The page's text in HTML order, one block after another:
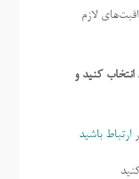
لازم
کنید و
ارتباط باشید